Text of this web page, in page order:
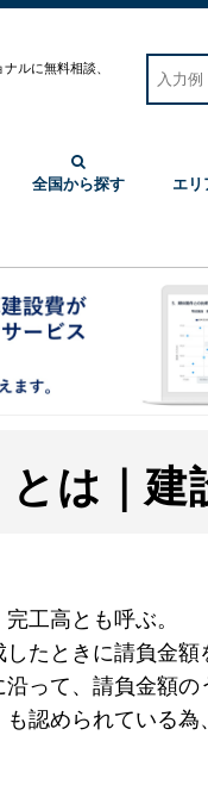
ルに無料相談、
全国から探す エリ
は｜建
工高とも呼ぶ。
たときに請負金
って、請負金額
認められている為